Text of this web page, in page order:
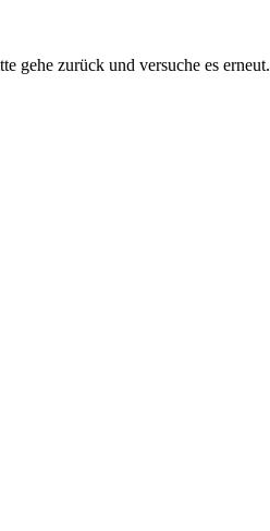
gehe zurück und versuche es erneut.